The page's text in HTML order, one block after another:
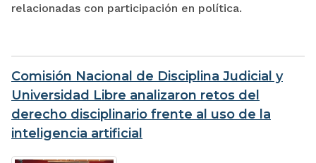
relacionadas con participación en política.
Comisión Nacional de Disciplina Judicial y
Universidad Libre analizaron retos del
derecho disciplinario frente al uso de la
inteligencia artificial